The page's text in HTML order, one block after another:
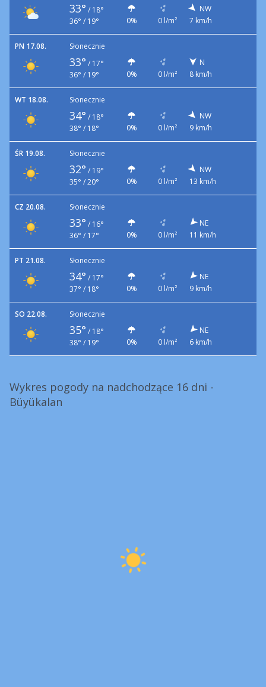
33° / 18°
36° / 19°
0% 0 l/m²
NW
7 km/h
PN 17.08. Słonecznie
33° / 17°
36° / 19°
0% 0 l/m²
N
8 km/h
WT 18.08. Słonecznie
34° / 18°
38° / 18°
0% 0 l/m²
NW
9 km/h
ŚR 19.08. Słonecznie
32° / 19°
35° / 20°
0% 0 l/m²
NW
13 km/h
CZ 20.08. Słonecznie
33° / 16°
36° / 17°
0% 0 l/m²
NE
11 km/h
PT 21.08. Słonecznie
34° / 17°
37° / 18°
0% 0 l/m²
NE
9 km/h
SO 22.08. Słonecznie
35° / 18°
38° / 19°
0% 0 l/m²
NE
6 km/h
Wykres pogody na nadchodzące 16 dni -
Büyükalan